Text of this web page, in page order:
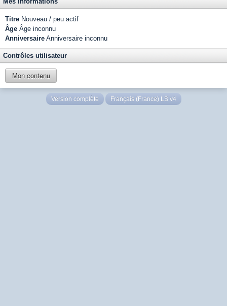
Titre Nouveau / peu actif
Âge Âge inconnu
Anniversaire Anniversaire inconnu
Contrôles utilisateur
Mon contenu
Version complète Français (France) LS v4